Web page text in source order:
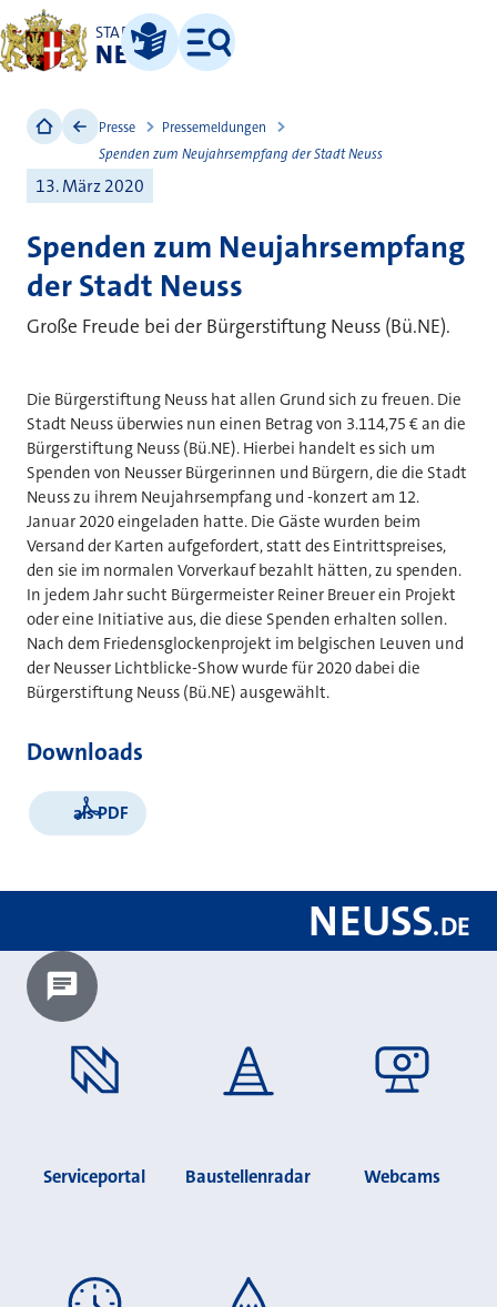
STADT
NEUSS
Leichte Sprache
Menü
Presse
Pressemeldungen
Spenden zum Neujahrsempfang der Stadt Neuss
13. März 2020
Spenden zum Neujahrsempfang
der Stadt Neuss
Große Freude bei der Bürgerstiftung Neuss (Bü.NE).
Die Bürgerstiftung Neuss hat allen Grund sich zu freuen. Die
Stadt Neuss überwies nun einen Betrag von 3.114,75 € an die
Bürgerstiftung Neuss (Bü.NE). Hierbei handelt es sich um
Spenden von Neusser Bürgerinnen und Bürgern, die die Stadt
Neuss zu ihrem Neujahrsempfang und -konzert am 12.
Januar 2020 eingeladen hatte. Die Gäste wurden beim
Versand der Karten aufgefordert, statt des Eintrittspreises,
den sie im normalen Vorverkauf bezahlt hätten, zu spenden.
In jedem Jahr sucht Bürgermeister Reiner Breuer ein Projekt
oder eine Initiative aus, die diese Spenden erhalten sollen.
Nach dem Friedensglockenprojekt im belgischen Leuven und
der Neusser Lichtblicke-Show wurde für 2020 dabei die
Bürgerstiftung Neuss (Bü.NE) ausgewählt.
Downloads
als PDF
NEUSS.DE
Chatbot laden?
Serviceportal Baustellenradar Webcams